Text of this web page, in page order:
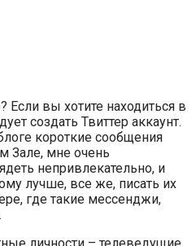
Если вы хотите находиться в
создать Твиттер аккаунт.
короткие сообщения
Зале, мне очень
непривлекательно, и
лучше, все же, писать их
где такие мессенджи,